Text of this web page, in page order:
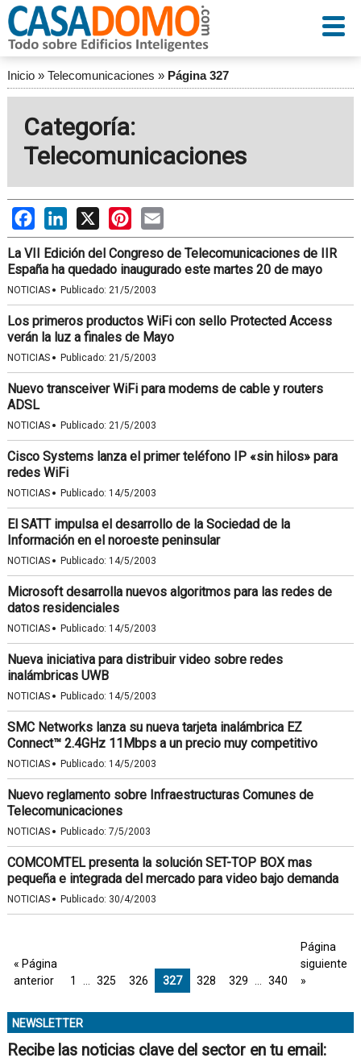
Inicio» Telecomunicaciones » Página 327
Categoría:
Telecomunicaciones
FacebookLinkedIn
X PinterestEmail
La VII Edición del Congreso de Telecomunicaciones de IIR
España ha quedado inaugurado este martes 20 de mayo
NOTICIAS · Publicado: 21/5/2003
Los primeros productos WiFi con sello Protected Access
verán la luz a finales de Mayo
NOTICIAS · Publicado: 21/5/2003
Nuevo transceiver WiFi para modems de cable y routers
ADSL
NOTICIAS · Publicado: 21/5/2003
Cisco Systems lanza el primer teléfono IP «sin hilos» para
redes WiFi
NOTICIAS · Publicado: 14/5/2003
El SATT impulsa el desarrollo de la Sociedad de la
Información en el noroeste peninsular
NOTICIAS · Publicado: 14/5/2003
Microsoft desarrolla nuevos algoritmos para las redes de
datos residenciales
NOTICIAS · Publicado: 14/5/2003
Nueva iniciativa para distribuir video sobre redes
inalámbricas UWB
NOTICIAS · Publicado: 14/5/2003
SMC Networks lanza su nueva tarjeta inalámbrica EZ
Connect™ 2.4GHz 11Mbps a un precio muy competitivo
NOTICIAS · Publicado: 14/5/2003
Nuevo reglamento sobre Infraestructuras Comunes de
Telecomunicaciones
NOTICIAS · Publicado: 7/5/2003
COMCOMTEL presenta la solución SET-TOP BOX mas
pequeña e integrada del mercado para video bajo demanda
NOTICIAS · Publicado: 30/4/2003
« Página
anterior
1 325 326 327 328 329 340
Página
siguiente
»
NEWSLETTER
Recibe las noticias clave del sector en tu email: